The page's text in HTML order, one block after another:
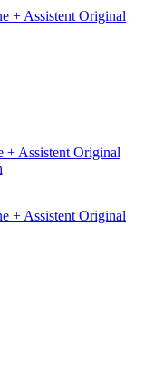
+ Assistent Original
+ Assistent Original